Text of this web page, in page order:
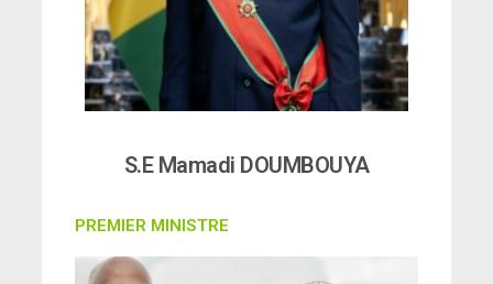
S.E Mamadi DOUMBOUYA
PREMIER MINISTRE